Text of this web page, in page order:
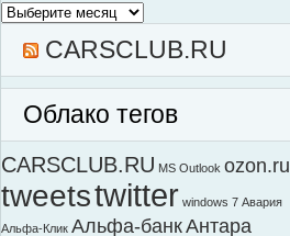
Архив
моего
CARSCLUB.RU
Облако тегов
CARSCLUB.RU MS Outlook ozon.ru
tweetstwitter windows 7 Авария
Альфа-Клик Альфа-банкАнтара